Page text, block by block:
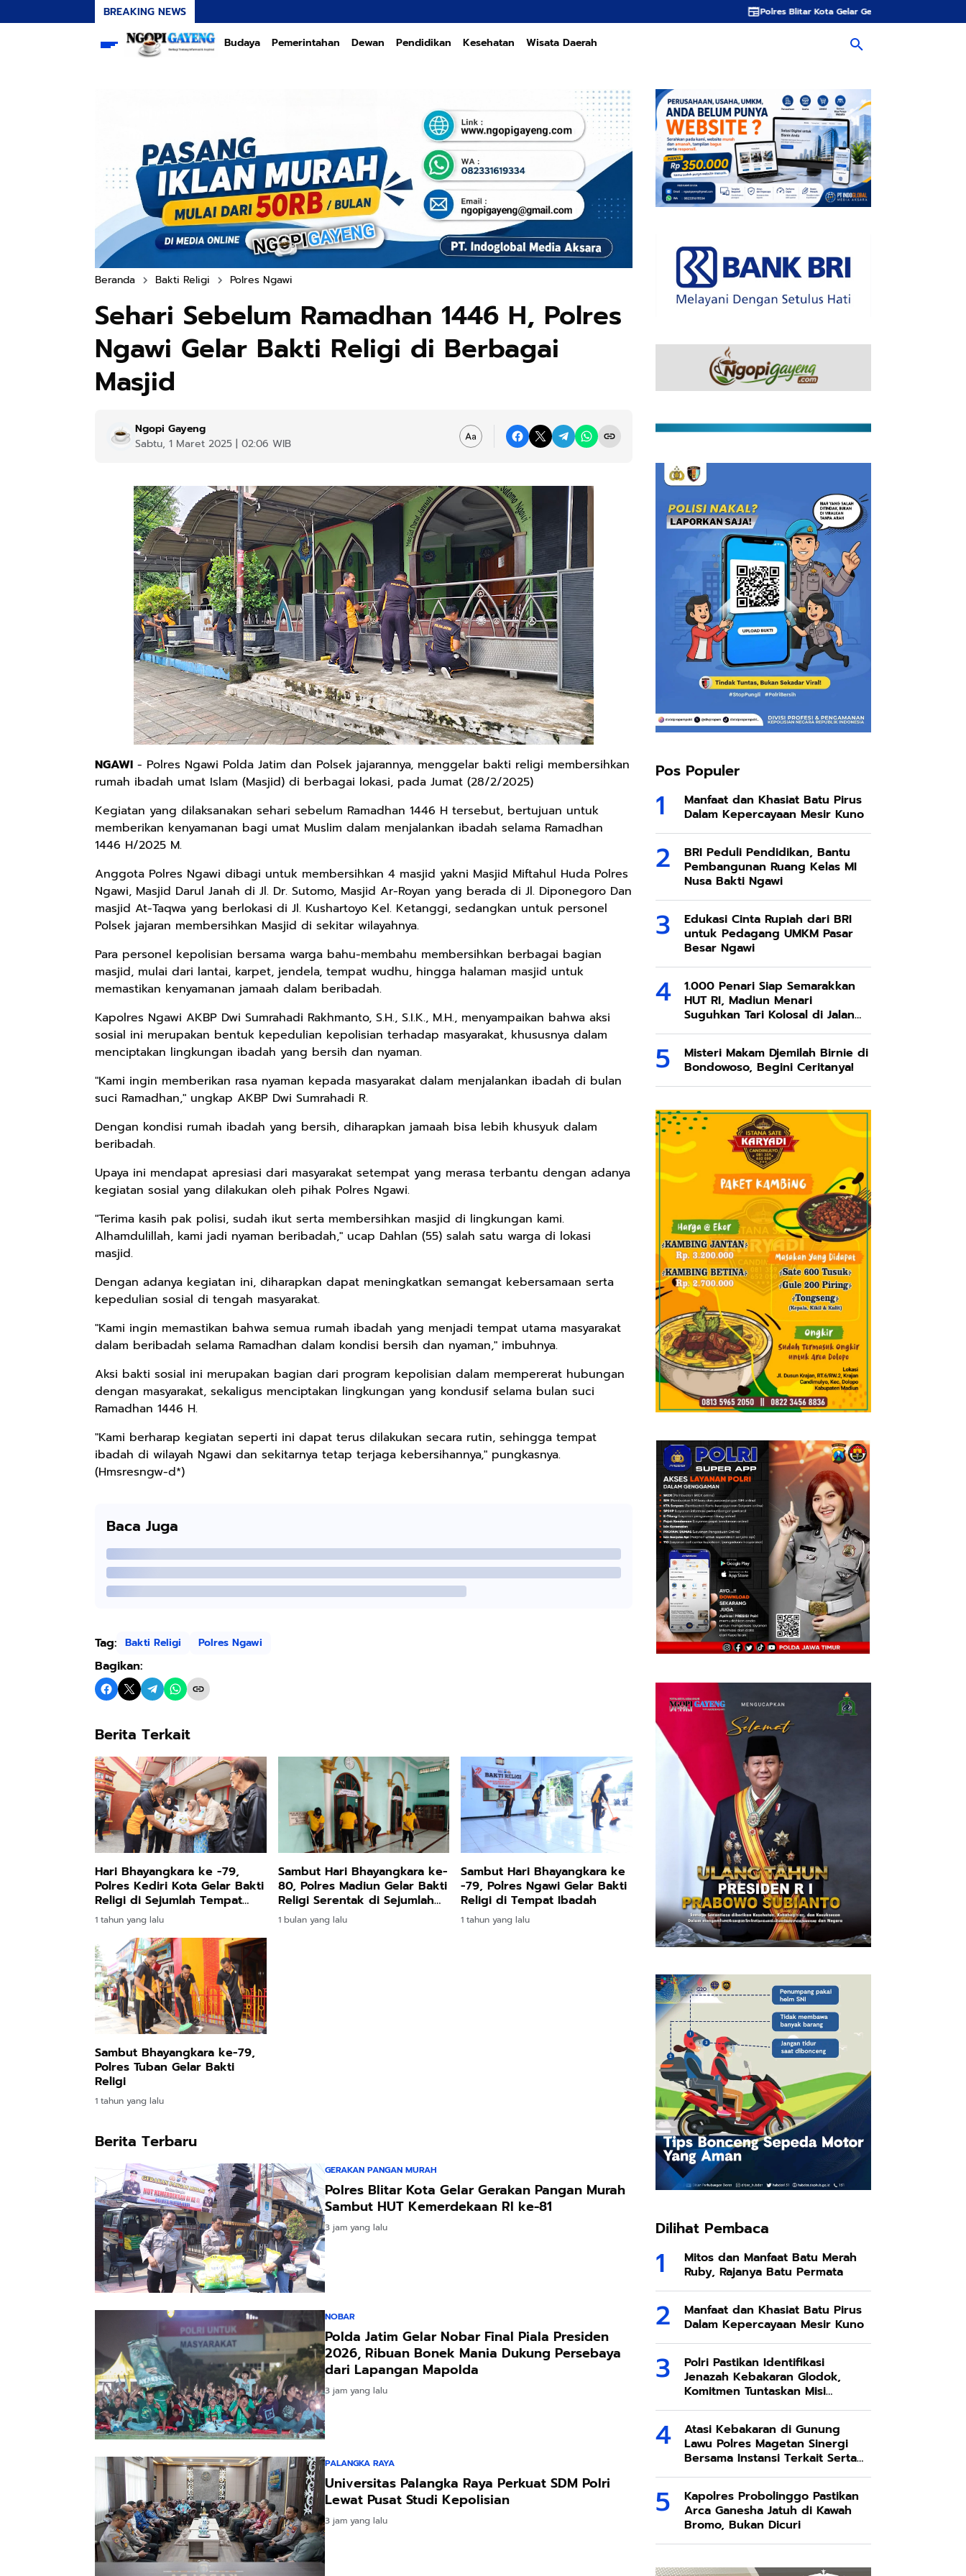
BREAKING NEWS Polres Blitar Kota Gelar Gerakan Pangan Murah Sambut HUT
Budaya Pemerintahan Dewan Pendidikan Kesehatan Wisata Daerah
Beranda Bakti Religi Polres Ngawi
Sehari Sebelum Ramadhan 1446 H, Polres
Ngawi Gelar Bakti Religi di Berbagai
Masjid
Ngopi Gayeng
Sabtu, 1 Maret 2025 | 02:06 WIB
NGAWI - Polres Ngawi Polda Jatim dan Polsek jajarannya, menggelar bakti religi membersihkan
rumah ibadah umat Islam (Masjid) di berbagai lokasi, pada Jumat (28/2/2025)
Kegiatan yang dilaksanakan sehari sebelum Ramadhan 1446 H tersebut, bertujuan untuk
memberikan kenyamanan bagi umat Muslim dalam menjalankan ibadah selama Ramadhan
1446 H/2025 M.
Anggota Polres Ngawi dibagi untuk membersihkan 4 masjid yakni Masjid Miftahul Huda Polres
Ngawi, Masjid Darul Janah di Jl. Dr. Sutomo, Masjid Ar-Royan yang berada di Jl. Diponegoro Dan
masjid At-Taqwa yang berlokasi di Jl. Kushartoyo Kel. Ketanggi, sedangkan untuk personel
Polsek jajaran membersihkan Masjid di sekitar wilayahnya.
Para personel kepolisian bersama warga bahu-membahu membersihkan berbagai bagian
masjid, mulai dari lantai, karpet, jendela, tempat wudhu, hingga halaman masjid untuk
memastikan kenyamanan jamaah dalam beribadah.
Kapolres Ngawi AKBP Dwi Sumrahadi Rakhmanto, S.H., S.I.K., M.H., menyampaikan bahwa aksi
sosial ini merupakan bentuk kepedulian kepolisian terhadap masyarakat, khususnya dalam
menciptakan lingkungan ibadah yang bersih dan nyaman.
"Kami ingin memberikan rasa nyaman kepada masyarakat dalam menjalankan ibadah di bulan
suci Ramadhan," ungkap AKBP Dwi Sumrahadi R.
Dengan kondisi rumah ibadah yang bersih, diharapkan jamaah bisa lebih khusyuk dalam
beribadah.
Upaya ini mendapat apresiasi dari masyarakat setempat yang merasa terbantu dengan adanya
kegiatan sosial yang dilakukan oleh pihak Polres Ngawi.
"Terima kasih pak polisi, sudah ikut serta membersihkan masjid di lingkungan kami.
Alhamdulillah, kami jadi nyaman beribadah," ucap Dahlan (55) salah satu warga di lokasi
masjid.
Dengan adanya kegiatan ini, diharapkan dapat meningkatkan semangat kebersamaan serta
kepedulian sosial di tengah masyarakat.
"Kami ingin memastikan bahwa semua rumah ibadah yang menjadi tempat utama masyarakat
dalam beribadah selama Ramadhan dalam kondisi bersih dan nyaman," imbuhnya.
Aksi bakti sosial ini merupakan bagian dari program kepolisian dalam mempererat hubungan
dengan masyarakat, sekaligus menciptakan lingkungan yang kondusif selama bulan suci
Ramadhan 1446 H.
"Kami berharap kegiatan seperti ini dapat terus dilakukan secara rutin, sehingga tempat
ibadah di wilayah Ngawi dan sekitarnya tetap terjaga kebersihannya," pungkasnya.
(Hmsresngw-d*)
Baca Juga
Tag: Bakti Religi Polres Ngawi
Bagikan:
Berita Terkait
Hari Bhayangkara ke -79,
Polres Kediri Kota Gelar Bakti
Religi di Sejumlah Tempat
Ibadah
1 tahun yang lalu
Sambut Hari Bhayangkara ke-
80, Polres Madiun Gelar Bakti
Religi Serentak di Sejumlah
Tempat Ibadah
1 bulan yang lalu
Sambut Hari Bhayangkara ke
-79, Polres Ngawi Gelar Bakti
Religi di Tempat Ibadah
1 tahun yang lalu
Sambut Bhayangkara ke-79,
Polres Tuban Gelar Bakti
Religi
1 tahun yang lalu
Berita Terbaru
GERAKAN PANGAN MURAH
Polres Blitar Kota Gelar Gerakan Pangan Murah
Sambut HUT Kemerdekaan RI ke-81
3 jam yang lalu
NOBAR
Polda Jatim Gelar Nobar Final Piala Presiden
2026, Ribuan Bonek Mania Dukung Persebaya
dari Lapangan Mapolda
3 jam yang lalu
PALANGKA RAYA
Universitas Palangka Raya Perkuat SDM Polri
Lewat Pusat Studi Kepolisian
3 jam yang lalu
Pos Populer
Manfaat dan Khasiat Batu Pirus
Dalam Kepercayaan Mesir Kuno
BRI Peduli Pendidikan, Bantu
Pembangunan Ruang Kelas MI
Nusa Bakti Ngawi
Edukasi Cinta Rupiah dari BRI
untuk Pedagang UMKM Pasar
Besar Ngawi
1.000 Penari Siap Semarakkan
HUT RI, Madiun Menari
Suguhkan Tari Kolosal di Jalan
Pahlawan
Misteri Makam Djemilah Birnie di
Bondowoso, Begini Ceritanya!
Dilihat Pembaca
Mitos dan Manfaat Batu Merah
Ruby, Rajanya Batu Permata
Manfaat dan Khasiat Batu Pirus
Dalam Kepercayaan Mesir Kuno
Polri Pastikan Identifikasi
Jenazah Kebakaran Glodok,
Komitmen Tuntaskan Misi
Atasi Kebakaran di Gunung
Lawu Polres Magetan Sinergi
Bersama Instansi Terkait Serta
Kapolres Probolinggo Pastikan
Arca Ganesha Jatuh di Kawah
Bromo, Bukan Dicuri